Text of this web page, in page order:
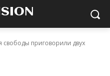
свободы приговорили двух